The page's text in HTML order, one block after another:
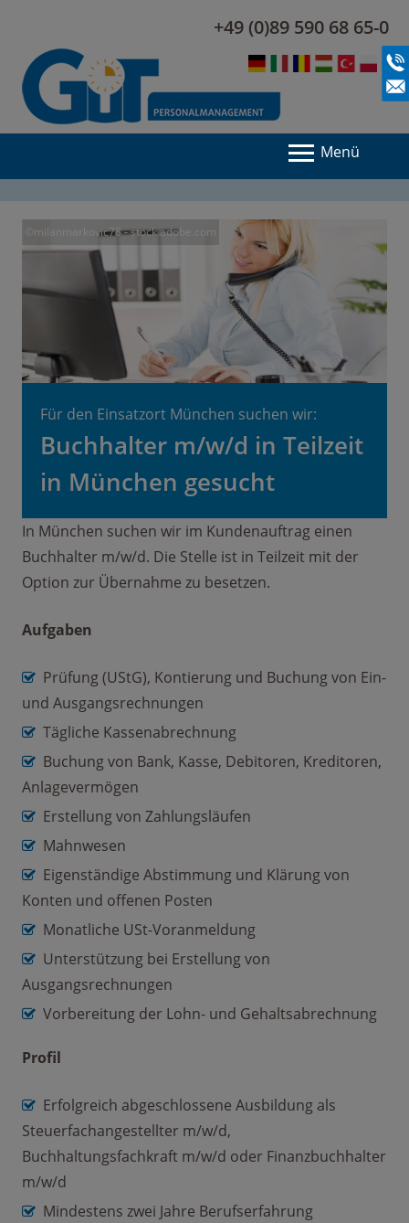
+49 (0)89 590 68 65-0
Menü
©milanmarkovic78 - stock.adobe.com
Für den Einsatzort München suchen wir:
Buchhalter m/w/d in Teilzeit
in München gesucht
In München suchen wir im Kundenauftrag einen
Buchhalter m/w/d. Die Stelle ist in Teilzeit mit der
Option zur Übernahme zu besetzen.
Aufgaben
Prüfung (UStG), Kontierung und Buchung von Ein-
und Ausgangsrechnungen
Tägliche Kassenabrechnung
Buchung von Bank, Kasse, Debitoren, Kreditoren,
Anlagevermögen
Erstellung von Zahlungsläufen
Mahnwesen
Eigenständige Abstimmung und Klärung von
Konten und offenen Posten
Monatliche USt-Voranmeldung
Unterstützung bei Erstellung von
Ausgangsrechnungen
Vorbereitung der Lohn- und Gehaltsabrechnung
Profil
Erfolgreich abgeschlossene Ausbildung als
Steuerfachangestellter m/w/d,
Buchhaltungsfachkraft m/w/d oder Finanzbuchhalter
m/w/d
Mindestens zwei Jahre Berufserfahrung